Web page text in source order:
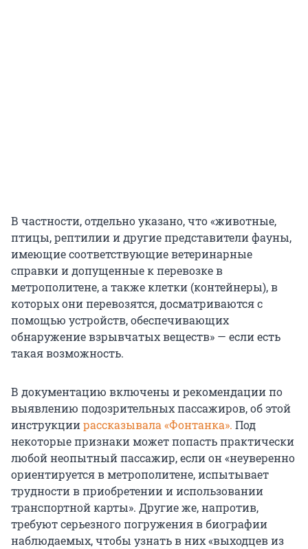
В частности, отдельно указано, что «животные,
птицы, рептилии и другие представители фауны,
имеющие соответствующие ветеринарные
справки и допущенные к перевозке в
метрополитене, а также клетки (контейнеры), в
которых они перевозятся, досматриваются с
помощью устройств, обеспечивающих
обнаружение взрывчатых веществ» — если есть
такая возможность.
В документацию включены и рекомендации по
выявлению подозрительных пассажиров, об этой
инструкциирассказывала «Фонтанка». Под
некоторые признаки может попасть практически
любой неопытный пассажир, если он «неуверенно
ориентируется в метрополитене, испытывает
трудности в приобретении и использовании
транспортной карты». Другие же, напротив,
требуют серьезного погружения в биографии
наблюдаемых, чтобы узнать в них «выходцев из